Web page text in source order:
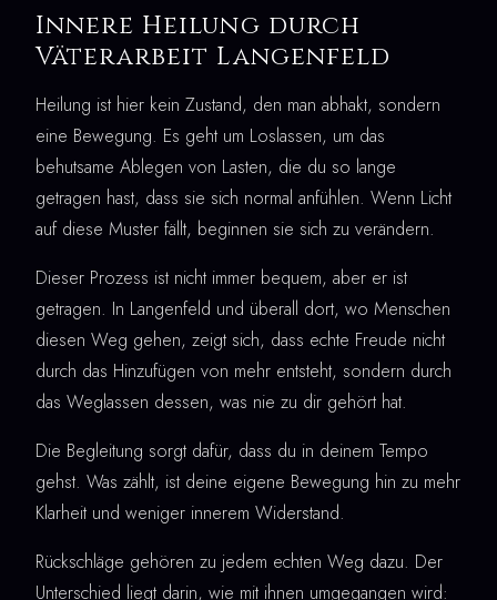
Innere Heilung durch
Väterarbeit Langenfeld
Heilung ist hier kein Zustand, den man abhakt, sondern
eine Bewegung. Es geht um Loslassen, um das
behutsame Ablegen von Lasten, die du so lange
getragen hast, dass sie sich normal anfühlen. Wenn Licht
auf diese Muster fällt, beginnen sie sich zu verändern.
Dieser Prozess ist nicht immer bequem, aber er ist
getragen. In Langenfeld und überall dort, wo Menschen
diesen Weg gehen, zeigt sich, dass echte Freude nicht
durch das Hinzufügen von mehr entsteht, sondern durch
das Weglassen dessen, was nie zu dir gehört hat.
Die Begleitung sorgt dafür, dass du in deinem Tempo
gehst. Was zählt, ist deine eigene Bewegung hin zu mehr
Klarheit und weniger innerem Widerstand.
Rückschläge gehören zu jedem echten Weg dazu. Der
Unterschied liegt darin, wie mit ihnen umgegangen wird: